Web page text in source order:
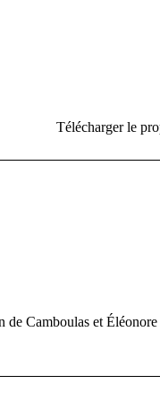
Télécharger le
de Camboulas et